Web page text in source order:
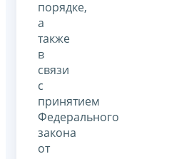
порядке,
а
также
в
связи
с
принятием
Федерального
закона
от